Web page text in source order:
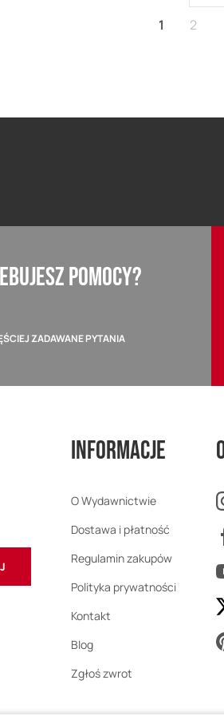
Aktualnie
1 Strona
2
POMOCY?
ZADAWANE PYTANIA
Informacje
O Wydawnictwie
Dostawa i płatność
Regulamin zakupów
Polityka prywatności
Kontakt
Blog
Zgłoś zwrot